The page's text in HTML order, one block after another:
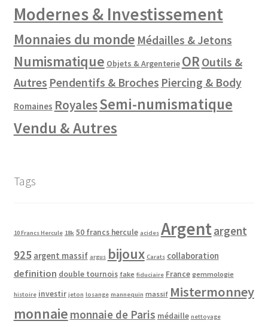
Modernes & Investissement
Monnaies du monde Médailles & Jetons
Numismatique Objets & Argenterie OR Outils &
Autres Pendentifs & Broches Piercing & Body
Romaines RoyalesSemi-numismatique
Vendu & Autres
Tags
10 Francs Hercule 18k 50 francs hercule acides Argentargent
925 argent massif argus bijoux Carats collaboration
definition double tournois fake fiduciaire France gemmologie
histoire investir jeton losange mannequin massif Mistermonney
monnaie monnaie de Paris médaille nettoyage